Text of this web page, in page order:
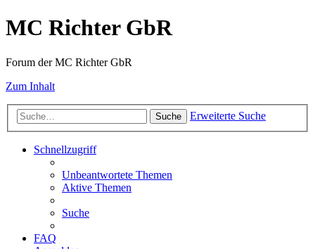
MC Richter GbR
Forum der MC Richter GbR
Zum Inhalt
Suche Erweiterte Suche
Schnellzugriff
Unbeantwortete Themen
Aktive Themen
Suche
FAQ